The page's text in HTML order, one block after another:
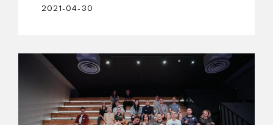
2021-04-30